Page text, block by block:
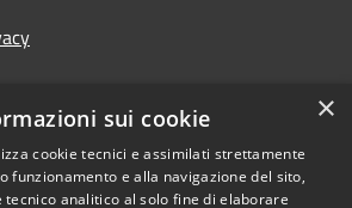
accessibilità
×
sui cookie
cookie tecnici e assimilati strettamente
funzionamento e alla navigazione del sito,
tecnico analitico al solo fine di elaborare